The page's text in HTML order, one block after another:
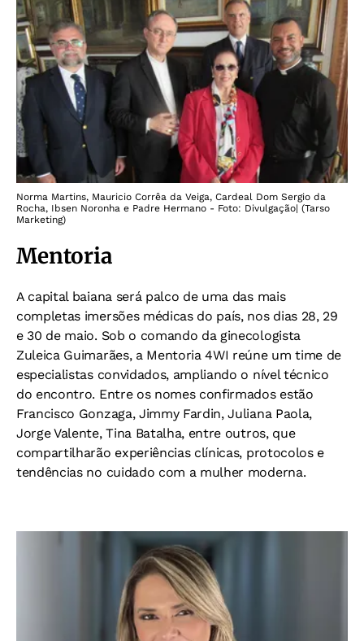
Norma Martins, Mauricio Corrêa da Veiga, Cardeal Dom Sergio da
Rocha, Ibsen Noronha e Padre Hermano - Foto: Divulgação| (Tarso
Marketing)
Mentoria
A capital baiana será palco de uma das mais
completas imersões médicas do país, nos dias 28, 29
e 30 de maio. Sob o comando da ginecologista
Zuleica Guimarães, a Mentoria 4WI reúne um time de
especialistas convidados, ampliando o nível técnico
do encontro. Entre os nomes confirmados estão
Francisco Gonzaga, Jimmy Fardin, Juliana Paola,
Jorge Valente, Tina Batalha, entre outros, que
compartilharão experiências clínicas, protocolos e
tendências no cuidado com a mulher moderna.